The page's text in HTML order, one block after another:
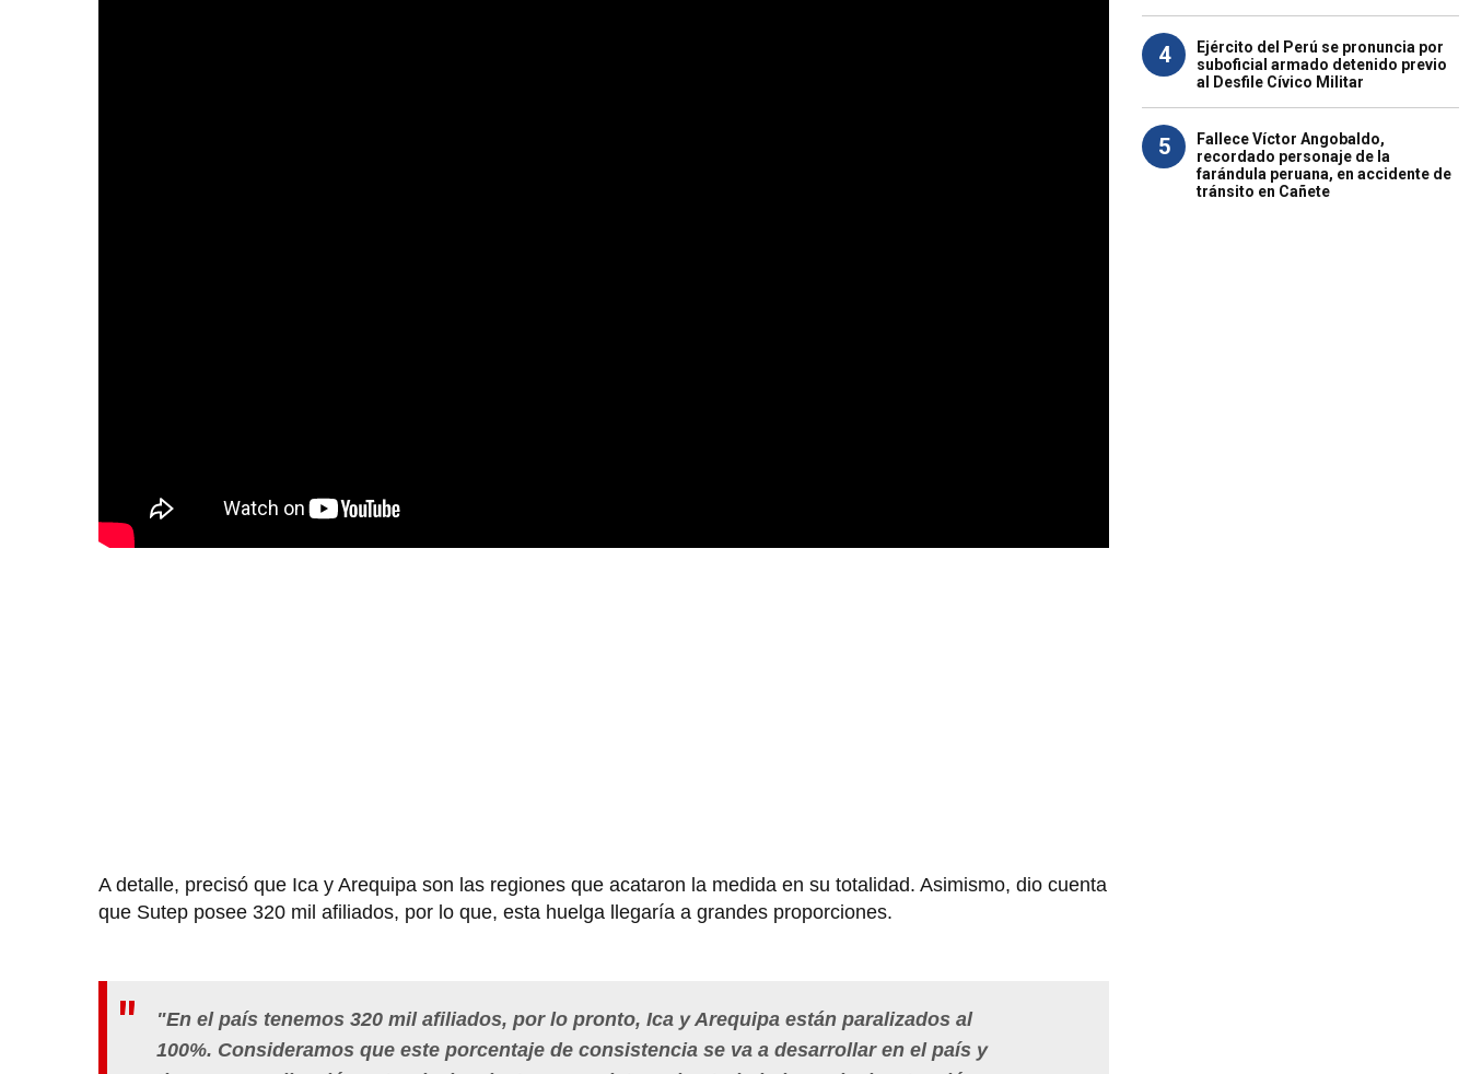
A detalle, precisó que Ica y Arequipa son las regiones que acataron la medida en su totalidad. Asimismo, dio cuenta
que Sutep posee 320 mil afiliados, por lo que, esta huelga llegaría a grandes proporciones.
"En el país tenemos 320 mil afiliados, por lo pronto, Ica y Arequipa están paralizados al
100%. Consideramos que este porcentaje de consistencia se va a desarrollar en el país y
4
Ejército del Perú se pronuncia por
suboficial armado detenido previo
al Desfile Cívico Militar
5
Fallece Víctor Angobaldo,
recordado personaje de la
farándula peruana, en accidente de
tránsito en Cañete